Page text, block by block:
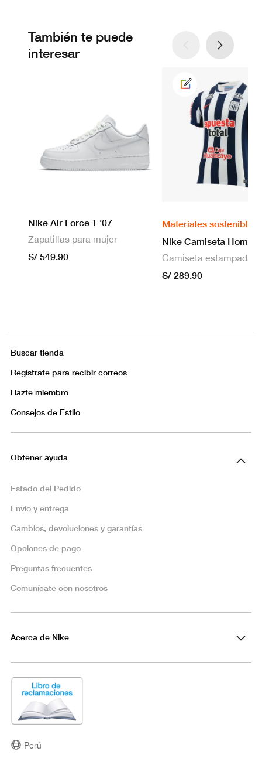
También te puede
interesar
Nike Air Force 1 '07
Zapatillas para mujer
S/ 549.90
Materiales sostenibles
S/ 289.90
Buscar tienda
Regístrate para recibir correos
Hazte miembro
Consejos de Estilo
Obtener ayuda
Estado del Pedido
Envío y entrega
Cambios, devoluciones y garantías
Opciones de pago
Preguntas frecuentes
Comunícate con nosotros
Acerca de Nike
Perú